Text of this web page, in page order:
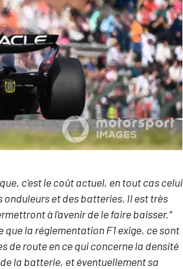
c'est le coût actuel, en tout cas celui
onduleurs et des batteries. Il est très
à l'avenir de le faire baisser."
la réglementation F1 exige, ce sont
de route en ce qui concerne la densité
la batterie, et éventuellement sa